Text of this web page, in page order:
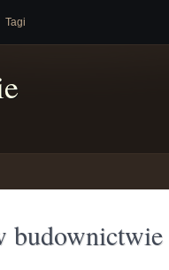
Tagi
budownictwie